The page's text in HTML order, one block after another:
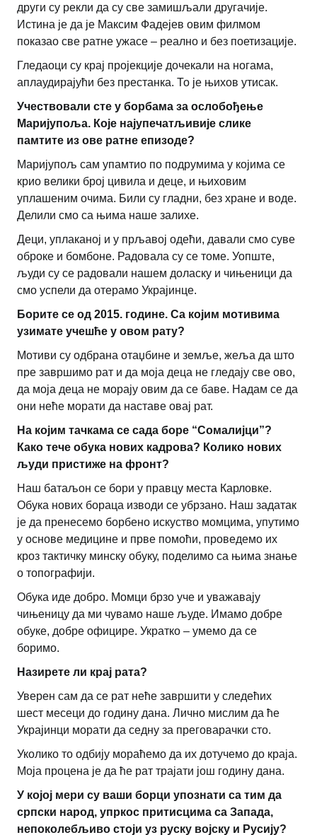
други су рекли да су све замишљали другачије.
Истина је да је Максим Фадејев овим филмом
показао све ратне ужасе – реално и без поетизације.
Гледаоци су крај пројекције дочекали на ногама,
аплаудирајући без престанка. То је њихов утисак.
Учествовали сте у борбама за ослобођење
Маријупоља. Које најупечатљивије слике
памтите из ове ратне епизоде?
Маријупољ сам упамтио по подрумима у којима се
крио велики број цивила и деце, и њиховим
уплашеним очима. Били су гладни, без хране и воде.
Делили смо са њима наше залихе.
Деци, уплаканој и у прљавој одећи, давали смо суве
оброке и бомбоне. Радовала су се томе. Уопште,
људи су се радовали нашем доласку и чињеници да
смо успели да отерамо Украјинце.
Борите се од 2015. године. Са којим мотивима
узимате учешће у овом рату?
Мотиви су одбрана отаџбине и земље, жеља да што
пре завршимо рат и да моја деца не гледају све ово,
да моја деца не морају овим да се баве. Надам се да
они неће морати да наставе овај рат.
На којим тачкама се сада боре “Сомалијци”?
Како тече обука нових кадрова? Колико нових
људи пристиже на фронт?
Наш батаљон се бори у правцу места Карловке.
Обука нових бораца изводи се убрзано. Наш задатак
је да пренесемо борбено искуство момцима, упутимо
у основе медицине и прве помоћи, проведемо их
кроз тактичку минску обуку, поделимо са њима знање
о топографији.
Обука иде добро. Момци брзо уче и уважавају
чињеницу да ми чувамо наше људе. Имамо добре
обуке, добре официре. Укратко – умемо да се
боримо.
Назирете ли крај рата?
Уверен сам да се рат неће завршити у следећих
шест месеци до годину дана. Лично мислим да ће
Украјинци морати да седну за преговарачки сто.
Уколико то одбију мораћемо да их дотучемо до краја.
Моја процена је да ће рат трајати још годину дана.
У којој мери су ваши борци упознати са тим да
српски народ, упркос притисцима са Запада,
непоколебљиво стоји уз руску војску и Русију?